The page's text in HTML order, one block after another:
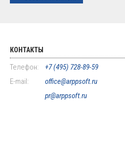
КОНТАКТЫ
Телефон:
+7 (495) 728-89-59
E-mail:
office@arppsoft.ru
pr@arppsoft.ru